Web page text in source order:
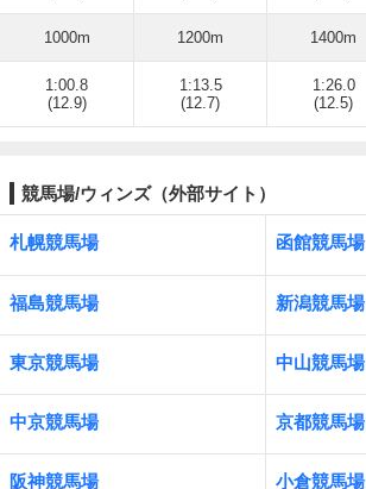
1000m 1200m 1400m
1:00.8
(12.9)
1:13.5
(12.7)
1:26.0
(12.5)
競馬場/ウィンズ（外部サイト）
札幌競馬場 函館競馬場
福島競馬場 新潟競馬場
東京競馬場 中山競馬場
中京競馬場 京都競馬場
阪神競馬場 小倉競馬場